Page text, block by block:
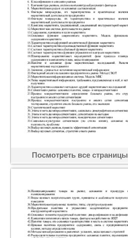
Посмотреть все страницы